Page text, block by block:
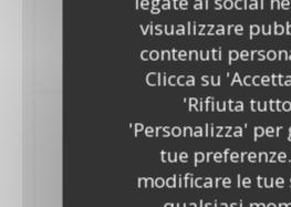
visualizzare
contenuti
Clicca su
'Rifiuta
'Personalizza' per
tue
modificare le tue
30,00 EUR
12x33cl
12x33cl
Bière Saison